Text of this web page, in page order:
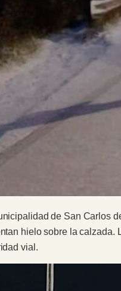
de San Carlos
hielo sobre la calzada.
vial.